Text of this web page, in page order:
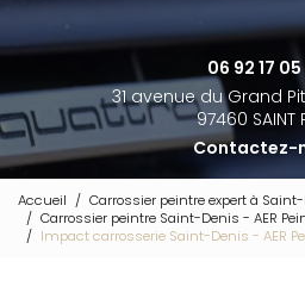
06 92 17
31 avenue du Grand
97460 SAINT
Contactez-
Accueil
Carrossier peintre expert à
Carrossier peintre Saint-Denis - AER
Impact carrosserie Saint-Denis - AER